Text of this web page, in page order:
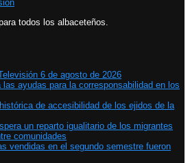
todos los albaceteños.
6 de agosto de 2026
las ayudas para la corresponsabilidad en los
de accesibilidad de los ejidos de la
un reparto igualitario de los migrantes
comunidades
vendidas en el segundo semestre fueron